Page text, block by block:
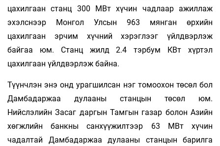
цахилгаан станц 300 МВт хүчин чадлаар ажиллаж
эхэлснээр Монгол Улсын 963 мянган өрхийн
цахилгаан эрчим хүчний хэрэглээг үйлдвэрлэж
байгаа юм. Станц жилд 2.4 тэрбум КВт хүртэл
цахилгаан үйлдвэрлэж байна.
Түүнчлэн энэ онд урагшилсан нэг томоохон төсөл бол
Дамбадаржаа дулааны станцын төсөл юм.
Нийслэлийн Засаг даргын Тамгын газар болон Азийн
хөгжлийн банкны санхүүжилтээр 63 МВт хүчин
чадалтай Дамбадаржаа дулааны станцын барилга